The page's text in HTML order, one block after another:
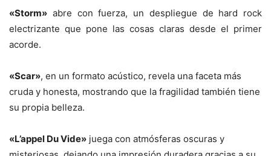
«Storm» abre con fuerza, un despliegue de hard rock
electrizante que pone las cosas claras desde el primer
acorde.
«Scar», en un formato acústico, revela una faceta más
cruda y honesta, mostrando que la fragilidad también tiene
su propia belleza.
«L’appel Du Vide» juega con atmósferas oscuras y